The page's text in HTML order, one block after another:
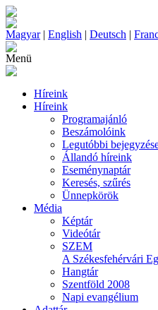
Magyar| English | Deutsch |
Menü
Híreink
Híreink
Programajánló
Beszámolóink
Legutóbbi
Állandó híreink
Eseménynaptár
Keresés, szűrés
Ünnepkörök
Média
Képtár
Videótár
SZEM
A Székesfehérvári
Hangtár
Szentföld 2008
Napi evangélium